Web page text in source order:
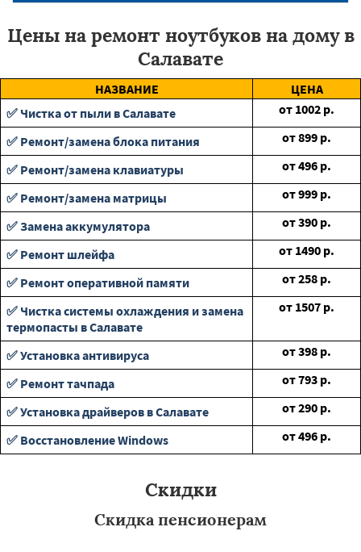
Цены на ремонт ноутбуков на дому в
Салавате
НАЗВАНИЕ
ЦЕНА
✅ Чистка от пыли в Салавате
от 1002 р.
✅ Ремонт/замена блока питания
от899 р.
✅ Ремонт/замена клавиатуры
от496 р.
✅ Ремонт/замена матрицы
от999 р.
✅ Замена аккумулятора
от390 р.
✅ Ремонт шлейфа
от 1490 р.
✅ Ремонт оперативной памяти
от258 р.
✅ Чистка системы охлаждения и замена
термопасты в Салавате
от 1507 р.
✅ Установка антивируса от398 р.
✅ Ремонт тачпада
от793 р.
✅ Установка драйверов в Салавате
от290 р.
✅ Восстановление Windows
от496 р.
Скидки
Скидка пенсионерам